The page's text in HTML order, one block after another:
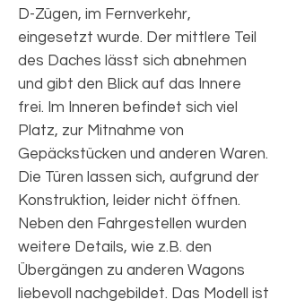
D-Zügen, im Fernverkehr,
eingesetzt wurde. Der mittlere Teil
des Daches lässt sich abnehmen
und gibt den Blick auf das Innere
frei. Im Inneren befindet sich viel
Platz, zur Mitnahme von
Gepäckstücken und anderen Waren.
Die Türen lassen sich, aufgrund der
Konstruktion, leider nicht öffnen.
Neben den Fahrgestellen wurden
weitere Details, wie z.B. den
Übergängen zu anderen Wagons
liebevoll nachgebildet. Das Modell ist